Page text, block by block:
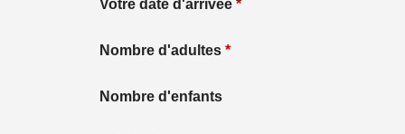
Votre date d'arrivée *
Nombre d'adultes *
Nombre d'enfants